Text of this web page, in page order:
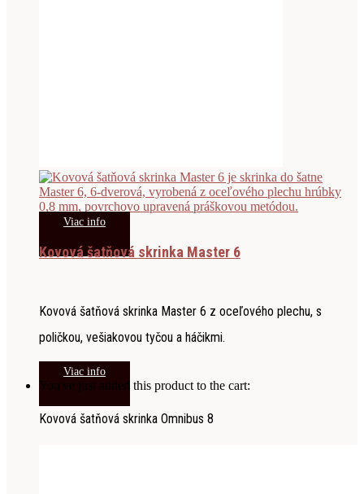
Viac info
Kovová šatňová skrinka Master 6
Kovová šatňová skrinka Master 6 z oceľového plechu, s
poličkou, vešiakovou tyčou a háčikmi.
Viac info
You've just added this product to the cart:
Kovová šatňová skrinka Omnibus 8